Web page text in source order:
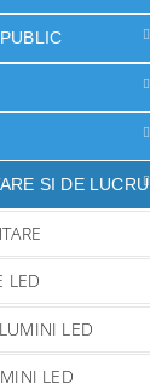
SI DE LUCRU
LED
LED
LED